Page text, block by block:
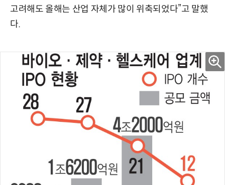
고려해도 올해는 산업 자체가 많이 위축되었다”고 말했
다.